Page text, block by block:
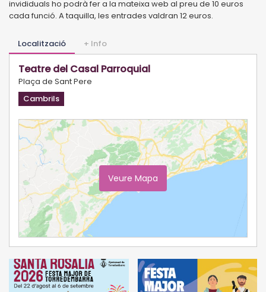
invididuals ho podrà fer a la mateixa web al preu de 10 euros
cada funció. A taquilla, les entrades valdran 12 euros.
Localització + Info
Teatre del Casal Parroquial
Plaça de Sant Pere
Cambrils
Veure Mapa